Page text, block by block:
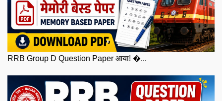
RRB Group D Question Paper आया! �...